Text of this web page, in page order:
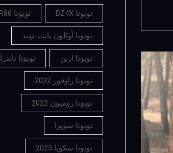
تویوتا BZ4X تویوتا GR86
تویوتا آوالون نایت شِید
تویوتا اربن تویوتا تاندرا 2022
تویوتا راوفور 2022
تویوتا رومیون 2022
تویوتا سوپرا
تویوتا سکویا 2023